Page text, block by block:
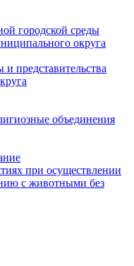
городской среды
округа
представительства
объединения
при осуществлении
с животными без